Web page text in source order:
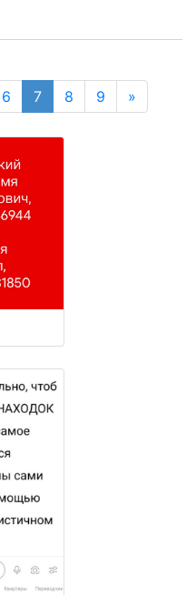
6 7 8 9 »